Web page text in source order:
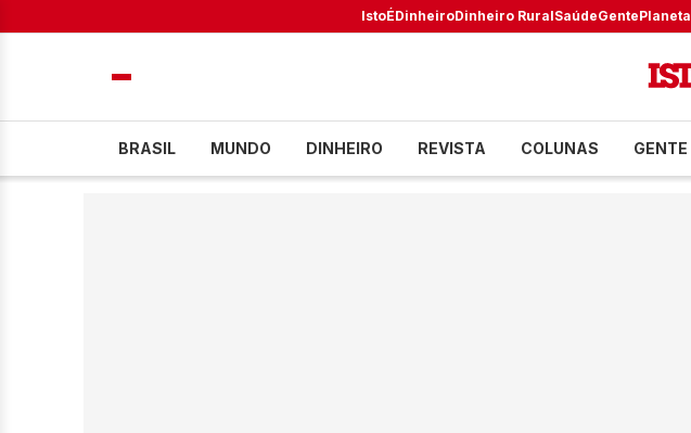
IstoÉDinheiroDinheiro RuralSaúdeGentePlaneta
BRASIL MUNDO DINHEIRO REVISTA COLUNAS GENTE